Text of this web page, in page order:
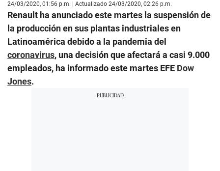
24/03/2020, 01:56 p.m. | Actualizado 24/03/2020, 02:26 p.m.
Renault ha anunciado este martes la suspensión de
la producción en sus plantas industriales en
Latinoamérica debido a la pandemia del
coronavirus, una decisión que afectará a casi 9.000
empleados, ha informado este martes EFE Dow
Jones.